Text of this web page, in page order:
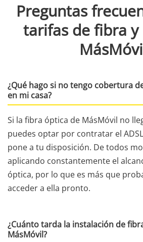
Preguntas
tarifas de fibra
¿Qué hago si no tengo cobertura
en mi casa?
Si la fibra óptica de MásMóvil no
puedes optar por contratar el
pone a tu disposición. De todos
aplicando constantemente el
óptica, por lo que es más que
acceder a ella pronto.
¿Cuánto tarda la instalación de
MásMóvil?